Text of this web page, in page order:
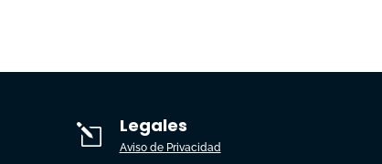
l Legales
Aviso de Privacidad